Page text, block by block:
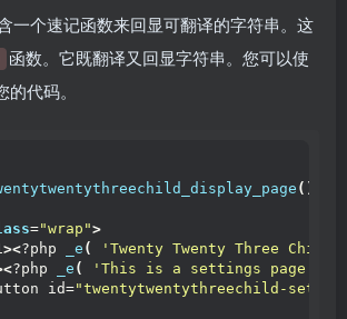
一个速记函数来回显可翻译的字符串。这
函数。它既翻译又回显字符串。您可以使
代码。
()
="wrap">
><?php _e (
'Twenty Twenty Three Child
?php _e (
'This is a settings page for
id="twentytwentythreechild-